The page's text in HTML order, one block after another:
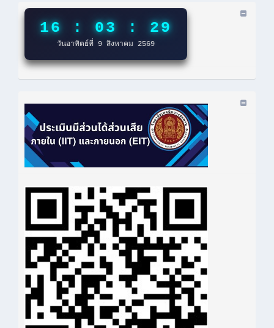
16 : 03 : 30
วันอาทิตย์ที่ 9 สิงหาคม 2569